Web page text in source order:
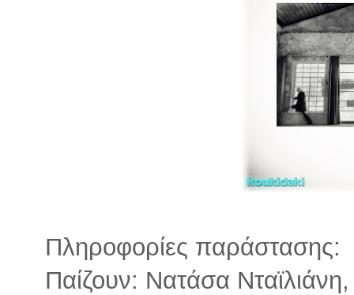
Πληροφορίες παράστασης:
Παίζουν: Νατάσα